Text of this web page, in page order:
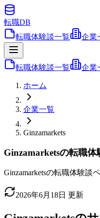
転職DB
転職体験談一覧
企業
転職体験談一覧 企業
ホーム
企業一覧
Ginzamarkets
Ginzamarketsの転職
Ginzamarketsの転職体験談
2026年6月18日 更新